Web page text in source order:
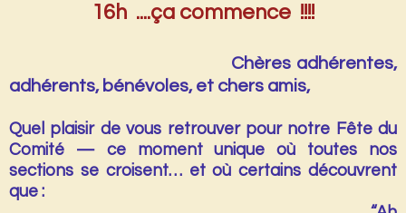
16h ....ça commence !!!!
Chères adhérentes,
adhérents, bénévoles, et chers amis,
Quel plaisir de vous retrouver pour notre Fête du
Comité — ce moment unique où toutes nos
sections se croisent… et où certains découvrent
que :